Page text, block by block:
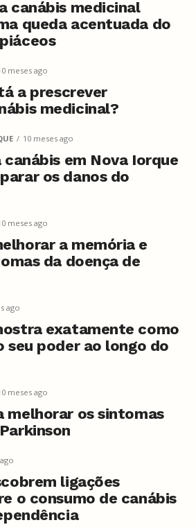
canábis medicinal
queda acentuada do
meses ago
a prescrever
medicinal?
10 meses ago
em Nova Iorque
os danos do
meses ago
a memória e
da doença de
ago
exatamente como
seu poder ao longo do
meses ago
melhorar os sintomas
ligações
o consumo de canábis